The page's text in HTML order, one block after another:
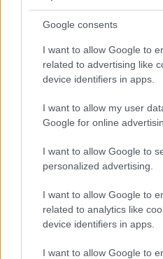
Google consents
I want to allow Google to
related to advertising like
device identifiers in apps.
I want to allow my user
Google for online
I want to allow Google to
personalized advertising.
I want to allow Google to
related to analytics like
device identifiers in apps.
I want to allow Google to
Τσιάρας: Δεν μπορεί να
Δικαιοσύνης, χρειάζεται